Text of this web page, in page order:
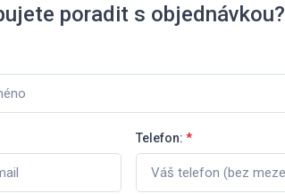
poradit s objednávkou?
Telefon: *